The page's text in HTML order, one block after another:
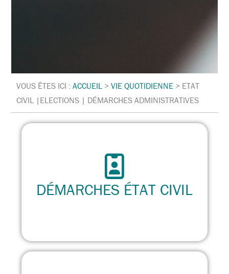
VOUS ÊTES ICI :ACCUEIL >VIE QUOTIDIENNE > ETAT
CIVIL |ELECTIONS | DÉMARCHES ADMINISTRATIVES
DÉMARCHES ÉTAT CIVIL